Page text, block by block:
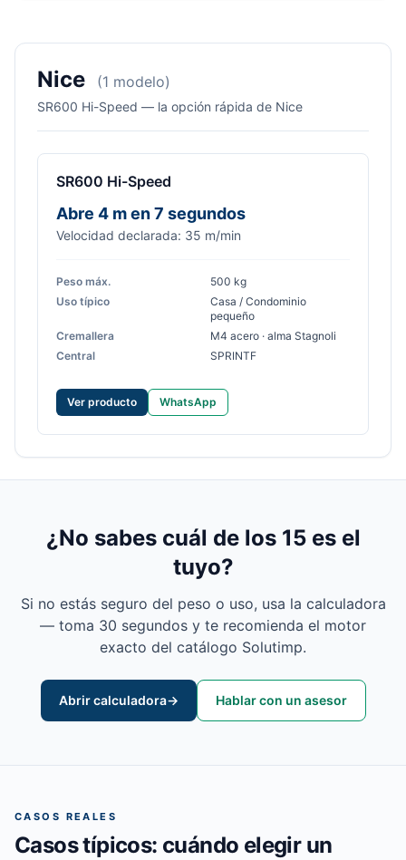
Nice (1 modelo)
SR600 Hi-Speed — la opción rápida de Nice
SR600 Hi-Speed
Abre 4 m en 7 segundos
Velocidad declarada: 35 m/min
Peso máx.
500 kg
Uso típico
Casa / Condominio
pequeño
Cremallera
M4 acero · alma Stagnoli
Central
SPRINTF
Ver producto WhatsApp
¿No sabes cuál de los 15 es el
tuyo?
Si no estás seguro del peso o uso, usa la calculadora
— toma 30 segundos y te recomienda el motor
exacto del catálogo Solutimp.
Abrir calculadora→ Hablar con un asesor
CASOS REALES
Casos típicos: cuándo elegir un